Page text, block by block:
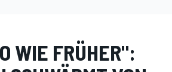
WIE FRÜHER":